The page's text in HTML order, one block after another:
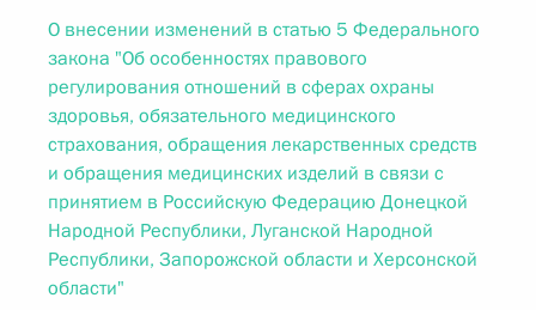
О внесении изменений в статью 5 Федерального
закона "Об особенностях правового
регулирования отношений в сферах охраны
здоровья, обязательного медицинского
страхования, обращения лекарственных средств
и обращения медицинских изделий в связи с
принятием в Российскую Федерацию Донецкой
Народной Республики, Луганской Народной
Республики, Запорожской области и Херсонской
области"